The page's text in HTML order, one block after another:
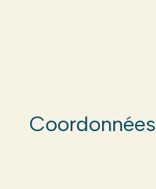
Coordonnées